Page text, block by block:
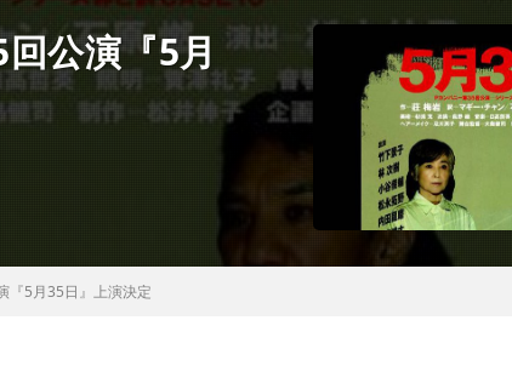
公演『5月
『5月35日』上演決定